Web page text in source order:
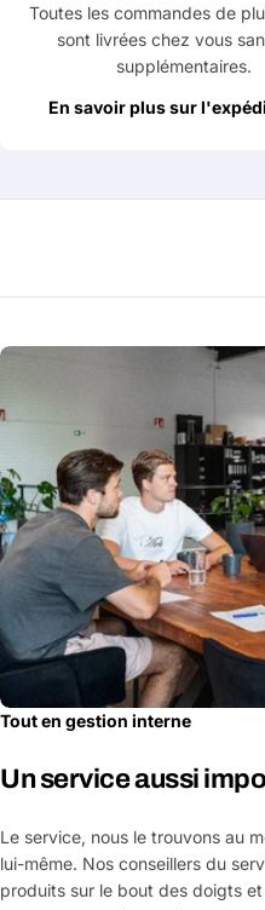
Toutes les commandes de
sont livrées chez vous
supplémentaires.
En savoir plus sur
Tout en gestion interne
Un service aussi
Le service, nous le trouvons au
lui-même. Nos conseillers du
produits sur le bout des doigts